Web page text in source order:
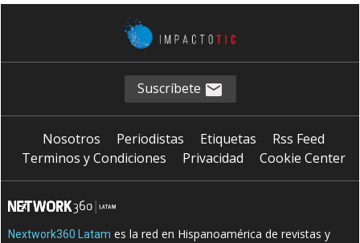
Suscríbete
Nosotros Periodistas Etiquetas
Rss Feed
Terminos y Condiciones
Privacidad Cookie Center
Nextwork360 Latam es la red en Hispanoamérica de revistas y